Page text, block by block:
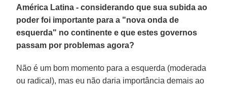
América Latina - considerando que sua subida ao
poder foi importante para a "nova onda de
esquerda" no continente e que estes governos
passam por problemas agora?
Não é um bom momento para a esquerda (moderada
ou radical), mas eu não daria importância demais ao